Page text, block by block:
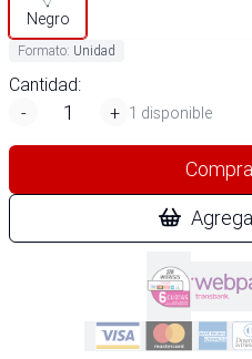
Negro
Formato: Unidad
Cantidad:
-
+ 1 disponible